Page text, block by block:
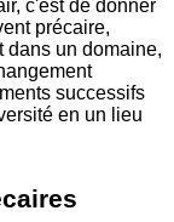
c'est de donner
précaire,
dans un domaine,
successifs
en un lieu